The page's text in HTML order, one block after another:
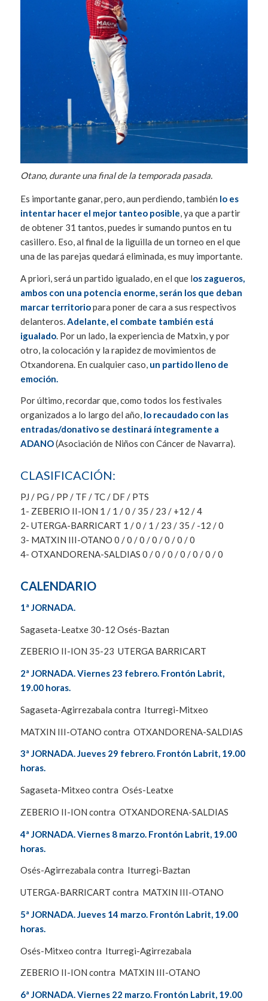
Otano, durante una final de la temporada pasada.
Es importante ganar, pero, aun perdiendo, también lo es
intentar hacer el mejor tanteo posible, ya que a partir
de obtener 31 tantos, puedes ir sumando puntos en tu
casillero. Eso, al final de la liguilla de un torneo en el que
una de las parejas quedará eliminada, es muy importante.
A priori, será un partido igualado, en el que los zagueros,
ambos con una potencia enorme, serán los que deban
marcar territoriopara poner de cara a sus respectivos
delanteros. Adelante, el combate también está
igualado. Por un lado, la experiencia de Matxin, y por
otro, la colocación y la rapidez de movimientos de
Otxandorena. En cualquier caso, un partido lleno de
emoción.
Por último, recordar que, como todos los festivales
organizados a lo largo del año,lo recaudado con las
entradas/donativo se destinará íntegramente a
ADANO(Asociación de Niños con Cáncer de Navarra).
CLASIFICACIÓN:
PJ / PG / PP / TF / TC / DF / PTS
1- ZEBERIO II-ION 1 / 1 / 0 / 35 / 23 / +12 / 4
2- UTERGA-BARRICART 1 / 0 / 1 / 23 / 35 / -12 / 0
3- MATXIN III-OTANO 0 / 0 / 0 / 0 / 0 / 0 / 0
4- OTXANDORENA-SALDIAS 0 / 0 / 0 / 0 / 0 / 0 / 0
CALENDARIO
1ª JORNADA.
Sagaseta-Leatxe 30-12 Osés-Baztan
ZEBERIO II-ION 35-23 UTERGA BARRICART
2ª JORNADA. Viernes 23 febrero. Frontón Labrit,
19.00 horas.
Sagaseta-Agirrezabala contra Iturregi-Mitxeo
MATXIN III-OTANO contra OTXANDORENA-SALDIAS
3ª JORNADA. Jueves 29 febrero. Frontón Labrit, 19.00
horas.
Sagaseta-Mitxeo contra Osés-Leatxe
ZEBERIO II-ION contra OTXANDORENA-SALDIAS
4ª JORNADA. Viernes 8 marzo. Frontón Labrit, 19.00
horas.
Osés-Agirrezabala contra Iturregi-Baztan
UTERGA-BARRICART contra MATXIN III-OTANO
5ª JORNADA. Jueves 14 marzo. Frontón Labrit, 19.00
horas.
Osés-Mitxeo contra Iturregi-Agirrezabala
ZEBERIO II-ION contra MATXIN III-OTANO
6ª JORNADA. Viernes 22 marzo. Frontón Labrit, 19.00